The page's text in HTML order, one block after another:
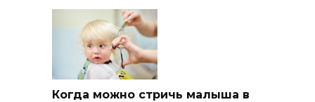
Когда можно стричь малыша в